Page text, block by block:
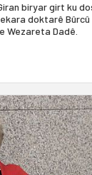
biryar girt ku
doktarê Bûrcû
Wezareta Dadê.